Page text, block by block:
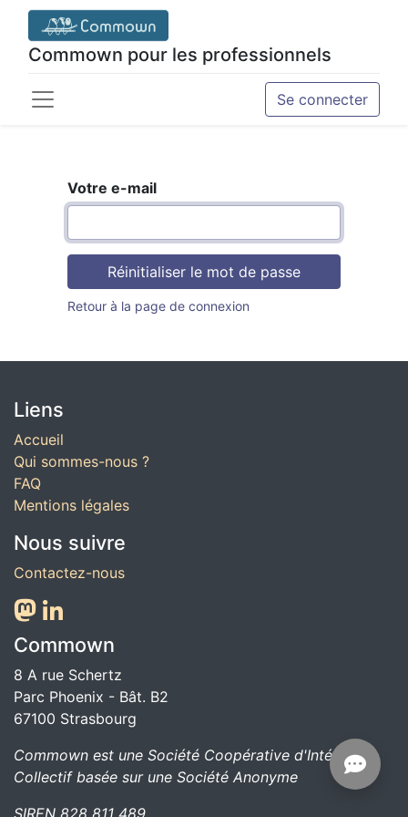
Commown pour les professionnels
Se connecter
Votre e-mail
Réinitialiser le mot de passe
Retour à la page de connexion
Liens
Accueil
Qui sommes-nous ?
FAQ
Mentions légales
Nous suivre
Contactez-nous
Commown
8 A rue Schertz
Parc Phoenix - Bât. B2
67100 Strasbourg
Commown est une Société Coopérative d'Intérêt
Collectif basée sur une Société Anonyme
SIREN 828 811 489